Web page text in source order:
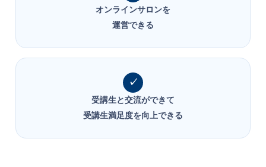
オンラインサロンを
運営できる
受講生と交流ができて
受講生満足度を向上できる